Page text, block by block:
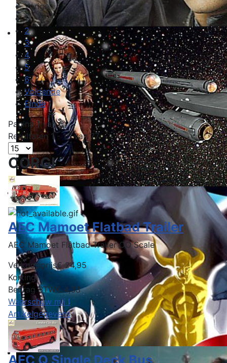
Vorige
1
2
3
4
5
6
Volgende
Einde
Pagina 1 van 6
Resultaten 1 - 15 van 77
CORGI
AEC Mamoet Flatbad Trailer
AEC Mamoet Flatbad Trailer OO Scale
Verkoopprijs€ 24,95
Korting
Bedrag BTW€ 4,33
Waarschuw mij !
Artikelgegevens
AEC Q Single Deck Bus